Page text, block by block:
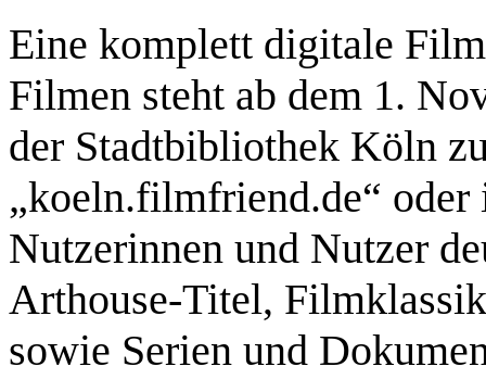
Eine komplett digitale
Filmen steht ab dem 1.
der Stadtbibliothek Köln
„koeln.filmfriend.de“
Nutzerinnen und Nutzer
Arthouse-Titel,
sowie Serien und